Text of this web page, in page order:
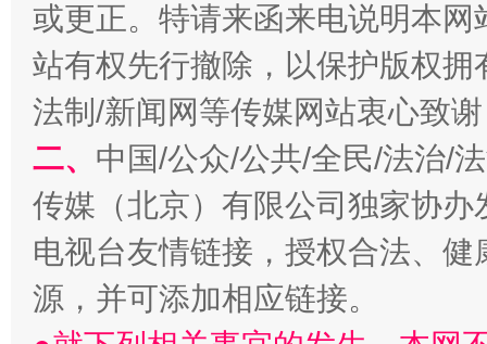
站台名比不上好声名
或更正。特请来函来电说明本
站有权先行撤除，以保护版权
法制/新闻网等传媒网站衷心致
二、 中国/公众/公共/全民/法治/
传媒（北京）有限公司独家协
电视台友情链接，授权合法、
源，并可添加相应链接。